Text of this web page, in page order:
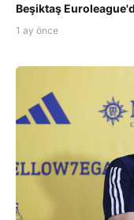
Beşiktaş
1 ay önce